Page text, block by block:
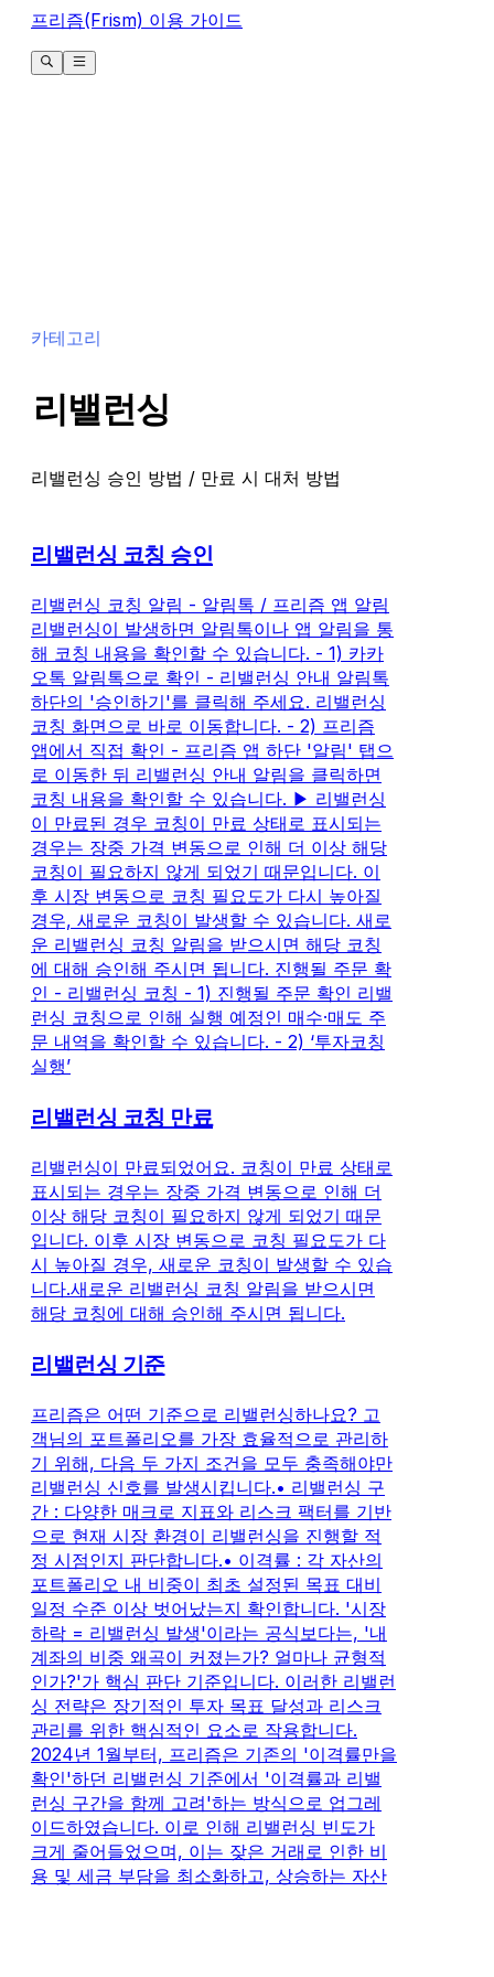
프리즘(Frism) 이용 가이드
카테고리
리밸런싱
리밸런싱 승인 방법 / 만료 시 대처 방법
리밸런싱 코칭 승인
리밸런싱 코칭 알림 - 알림톡 / 프리즘 앱 알림
리밸런싱이 발생하면 알림톡이나 앱 알림을 통
해 코칭 내용을 확인할 수 있습니다. - 1) 카카
오톡 알림톡으로 확인 - 리밸런싱 안내 알림톡
하단의 '승인하기'를 클릭해 주세요. 리밸런싱
코칭 화면으로 바로 이동합니다. - 2) 프리즘
앱에서 직접 확인 - 프리즘 앱 하단 '알림' 탭으
로 이동한 뒤 리밸런싱 안내 알림을 클릭하면
코칭 내용을 확인할 수 있습니다. ▶ 리밸런싱
이 만료된 경우 코칭이 만료 상태로 표시되는
경우는 장중 가격 변동으로 인해 더 이상 해당
코칭이 필요하지 않게 되었기 때문입니다. 이
후 시장 변동으로 코칭 필요도가 다시 높아질
경우, 새로운 코칭이 발생할 수 있습니다. 새로
운 리밸런싱 코칭 알림을 받으시면 해당 코칭
에 대해 승인해 주시면 됩니다. 진행될 주문 확
인 - 리밸런싱 코칭 - 1) 진행될 주문 확인 리밸
런싱 코칭으로 인해 실행 예정인 매수·매도 주
문 내역을 확인할 수 있습니다. - 2) ‘투자코칭
실행’
리밸런싱 코칭 만료
리밸런싱이 만료되었어요. 코칭이 만료 상태로
표시되는 경우는 장중 가격 변동으로 인해 더
이상 해당 코칭이 필요하지 않게 되었기 때문
입니다. 이후 시장 변동으로 코칭 필요도가 다
시 높아질 경우, 새로운 코칭이 발생할 수 있습
니다.새로운 리밸런싱 코칭 알림을 받으시면
해당 코칭에 대해 승인해 주시면 됩니다.
리밸런싱 기준
프리즘은 어떤 기준으로 리밸런싱하나요? 고
객님의 포트폴리오를 가장 효율적으로 관리하
기 위해, 다음 두 가지 조건을 모두 충족해야만
리밸런싱 신호를 발생시킵니다.• 리밸런싱 구
간 : 다양한 매크로 지표와 리스크 팩터를 기반
으로 현재 시장 환경이 리밸런싱을 진행할 적
정 시점인지 판단합니다.• 이격률 : 각 자산의
포트폴리오 내 비중이 최초 설정된 목표 대비
일정 수준 이상 벗어났는지 확인합니다. '시장
하락 = 리밸런싱 발생'이라는 공식보다는, '내
계좌의 비중 왜곡이 커졌는가? 얼마나 균형적
인가?'가 핵심 판단 기준입니다. 이러한 리밸런
싱 전략은 장기적인 투자 목표 달성과 리스크
관리를 위한 핵심적인 요소로 작용합니다.
2024년 1월부터, 프리즘은 기존의 '이격률만을
확인'하던 리밸런싱 기준에서 '이격률과 리밸
런싱 구간을 함께 고려'하는 방식으로 업그레
이드하였습니다. 이로 인해 리밸런싱 빈도가
크게 줄어들었으며, 이는 잦은 거래로 인한 비
용 및 세금 부담을 최소화하고, 상승하는 자산